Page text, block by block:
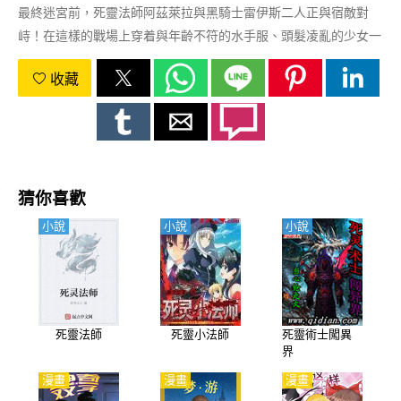
最終迷宮前，死靈法師阿茲萊拉與黑騎士雷伊斯二人正與宿敵對
峙！在這樣的戰場上穿着與年齡不符的水手服、頭髮凌亂的少女一
花被召喚而來…！？異世界召喚戰鬥開幕！
收藏
猜你喜歡
死靈法師
小說
死靈小法師
小說
死靈術士闖異
界
小說
漫畫 漫畫 漫畫